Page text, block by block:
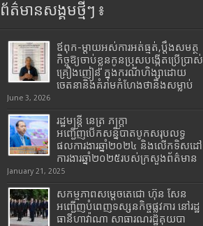
ព័ត៌មានសង្គមថ្មីៗ ៖
ឪពុក-ម្ដាយអស់ការអត់ធ្មត់,ប្ដឹងសមត្ថ
កិច្ចឱ្យចាប់ខ្លួនកូនប្រុសបង្កើតប្រើប្រាស់
គ្រឿងញៀន ក្នុងករណីហិង្សាដោយ
ចេតនានិងគំរាមកំហែងថានឹងសម្លាប់
June 3, 2026
រដ្ឋមន្រ្តី​ នេត្រ​ ភក្ត្រា​
អញ្ជើញបើកសន្និបាតបូកសរុបលទ្ធ
ផលការងារឆ្នាំ២០២៤ និងលើកទិសដៅ
ការងារឆ្នាំ២០២៥របស់​ក្រសួង​ព័ត៌មាន​
January 21, 2025
សកម្មភាពសម្តេចតេជោ ហ៊ុន សែន
អញ្ជើញបំពេញទស្សនកិច្ចផ្លូវការ នៅរដ្ឋ
ធានីហាវ៉ាណា សាធារណរដ្ឋគុយបា